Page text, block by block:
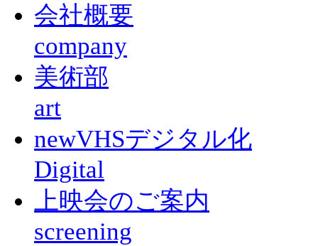
会社概要
company
美術部
art
newVHSデジタル化
Digital
上映会のご案内
screening